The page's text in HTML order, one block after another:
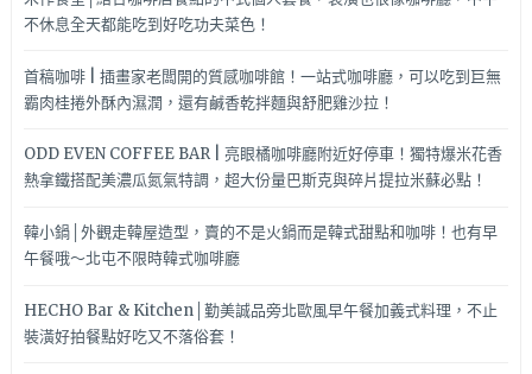
不休息全天都能吃到好吃功夫菜色！
首稿咖啡 | 插畫家老闆開的質感咖啡館！一站式咖啡廳，可以吃到巨無
霸肉桂捲外酥內濕潤，還有鹹香乾拌麵與舒肥雞沙拉！
ODD EVEN COFFEE BAR | 亮眼橘咖啡廳附近好停車！獨特爆米花香
熱拿鐵搭配美濃瓜氮氣特調，超大份量巴斯克與碎片提拉米蘇必點！
韓小鍋│外觀走韓屋造型，賣的不是火鍋而是韓式甜點和咖啡！也有早
午餐哦～北屯不限時韓式咖啡廳
HECHO Bar & Kitchen│勤美誠品旁北歐風早午餐加義式料理，不止
裝潢好拍餐點好吃又不落俗套！